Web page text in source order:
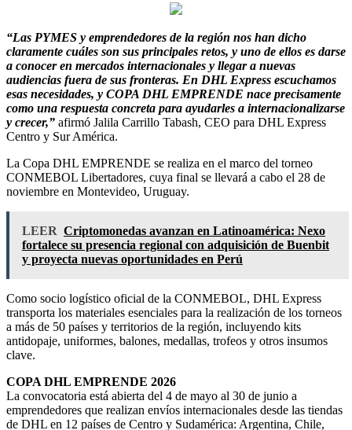
“Las PYMES y emprendedores de la región nos han dicho
claramente cuáles son sus principales retos, y uno de ellos es darse
a conocer en mercados internacionales y llegar a nuevas
audiencias fuera de sus fronteras. En DHL Express escuchamos
esas necesidades, y COPA DHL EMPRENDE nace precisamente
como una respuesta concreta para ayudarles a internacionalizarse
y crecer,” afirmó Jalila Carrillo Tabash, CEO para DHL Express
Centro y Sur América.
La Copa DHL EMPRENDE se realiza en el marco del torneo
CONMEBOL Libertadores, cuya final se llevará a cabo el 28 de
noviembre en Montevideo, Uruguay.
LEER Criptomonedas avanzan en Latinoamérica: Nexo
fortalece su presencia regional con adquisición de Buenbit
y proyecta nuevas oportunidades en Perú
Como socio logístico oficial de la CONMEBOL, DHL Express
transporta los materiales esenciales para la realización de los torneos
a más de 50 países y territorios de la región, incluyendo kits
antidopaje, uniformes, balones, medallas, trofeos y otros insumos
clave.
COPA DHL EMPRENDE 2026
La convocatoria está abierta del 4 de mayo al 30 de junio a
emprendedores que realizan envíos internacionales desde las tiendas
de DHL en 12 países de Centro y Sudamérica: Argentina, Chile,